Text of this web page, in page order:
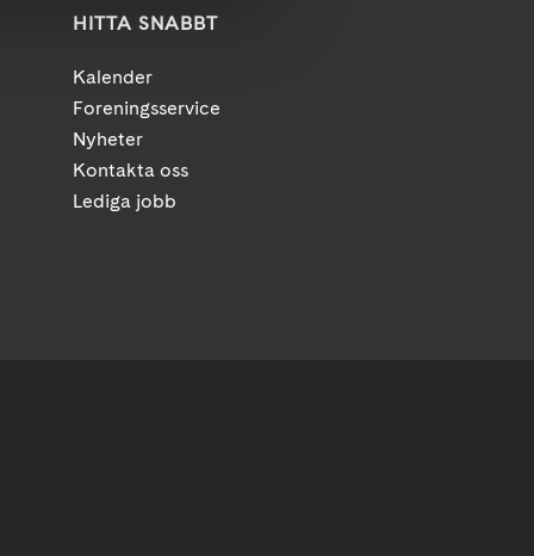
HITTA SNABBT
Kalender
Foreningsservice
Nyheter
Kontakta oss
Lediga jobb